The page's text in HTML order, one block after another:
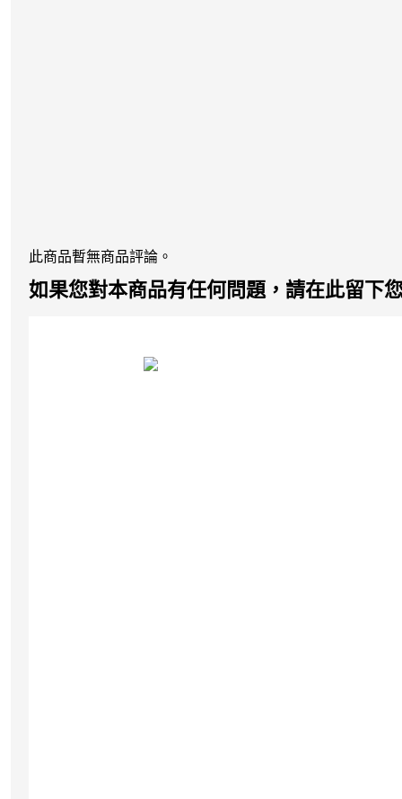
此商品暫無商品評論。
如果您對本商品有任何問題，請在此留下